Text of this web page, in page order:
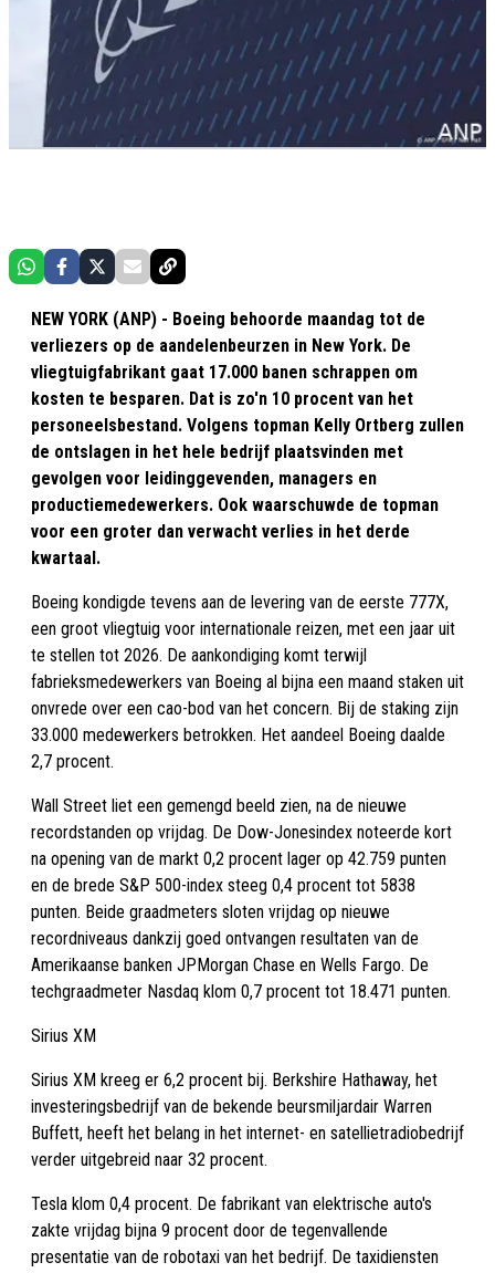
NEW YORK (ANP) - Boeing behoorde maandag tot de
verliezers op de aandelenbeurzen in New York. De
vliegtuigfabrikant gaat 17.000 banen schrappen om
kosten te besparen. Dat is zo'n 10 procent van het
personeelsbestand. Volgens topman Kelly Ortberg zullen
de ontslagen in het hele bedrijf plaatsvinden met
gevolgen voor leidinggevenden, managers en
productiemedewerkers. Ook waarschuwde de topman
voor een groter dan verwacht verlies in het derde
kwartaal.
Boeing kondigde tevens aan de levering van de eerste 777X,
een groot vliegtuig voor internationale reizen, met een jaar uit
te stellen tot 2026. De aankondiging komt terwijl
fabrieksmedewerkers van Boeing al bijna een maand staken uit
onvrede over een cao-bod van het concern. Bij de staking zijn
33.000 medewerkers betrokken. Het aandeel Boeing daalde
2,7 procent.
Wall Street liet een gemengd beeld zien, na de nieuwe
recordstanden op vrijdag. De Dow-Jonesindex noteerde kort
na opening van de markt 0,2 procent lager op 42.759 punten
en de brede S&P 500-index steeg 0,4 procent tot 5838
punten. Beide graadmeters sloten vrijdag op nieuwe
recordniveaus dankzij goed ontvangen resultaten van de
Amerikaanse banken JPMorgan Chase en Wells Fargo. De
techgraadmeter Nasdaq klom 0,7 procent tot 18.471 punten.
Sirius XM
Sirius XM kreeg er 6,2 procent bij. Berkshire Hathaway, het
investeringsbedrijf van de bekende beursmiljardair Warren
Buffett, heeft het belang in het internet- en satellietradiobedrijf
verder uitgebreid naar 32 procent.
Tesla klom 0,4 procent. De fabrikant van elektrische auto's
zakte vrijdag bijna 9 procent door de tegenvallende
presentatie van de robotaxi van het bedrijf. De taxidiensten